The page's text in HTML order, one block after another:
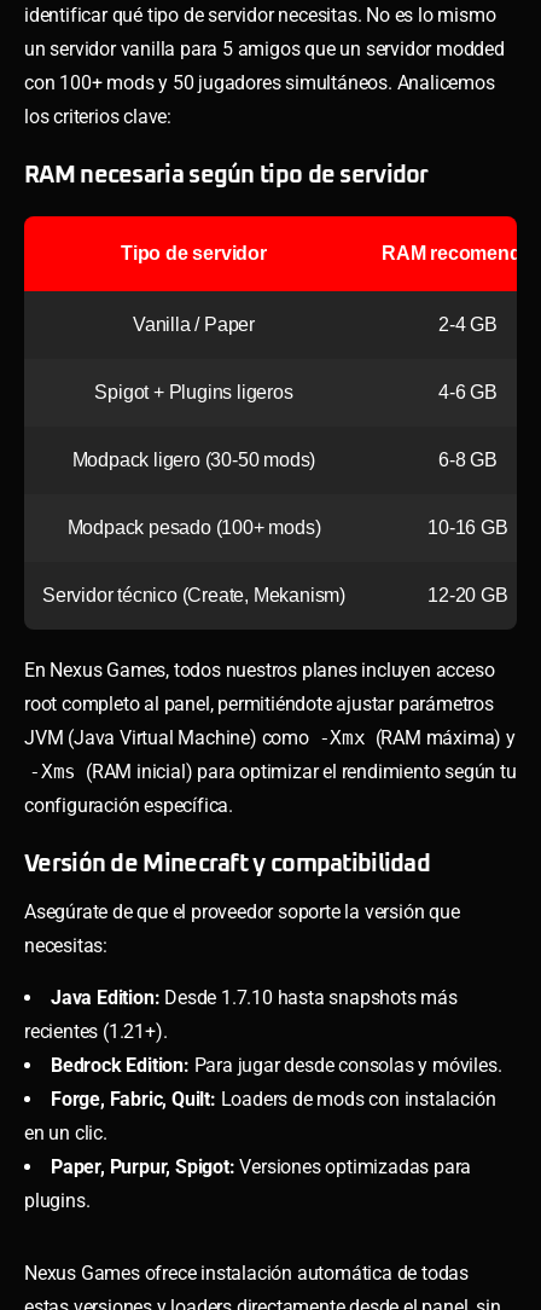
identificar qué tipo de servidor necesitas. No es lo mismo
un servidor vanilla para 5 amigos que un servidor modded
con 100+ mods y 50 jugadores simultáneos. Analicemos
los criterios clave:
RAM necesaria según tipo de servidor
Tipo de servidor RAM
Vanilla / Paper 2-4 GB
Spigot + Plugins ligeros 4-6 GB
Modpack ligero (30-50 mods) 6-8 GB
Modpack pesado (100+ mods) 10-16 GB
Servidor técnico (Create, Mekanism) 12-20 GB
En Nexus Games, todos nuestros planes incluyen acceso
root completo al panel, permitiéndote ajustar parámetros
JVM (Java Virtual Machine) como -Xmx (RAM máxima) y
-Xms (RAM inicial) para optimizar el rendimiento según tu
configuración específica.
Versión de Minecraft y compatibilidad
Asegúrate de que el proveedor soporte la versión que
necesitas:
Java Edition: Desde 1.7.10 hasta snapshots más
recientes (1.21+).
Bedrock Edition: Para jugar desde consolas y móviles.
Forge, Fabric, Quilt: Loaders de mods con instalación
en un clic.
Paper, Purpur, Spigot: Versiones optimizadas para
plugins.
Nexus Games ofrece instalación automática de todas